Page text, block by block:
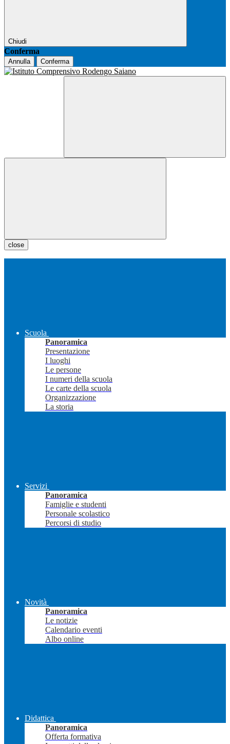
Chiudi
Conferma
Annulla Conferma
close
Scuola
Panoramica
Presentazione
I luoghi
Le persone
I numeri della scuola
Le carte della scuola
Organizzazione
La storia
Servizi
Panoramica
Famiglie e studenti
Personale scolastico
Percorsi di studio
Novità
Panoramica
Le notizie
Calendario eventi
Albo online
Didattica
Panoramica
Offerta formativa